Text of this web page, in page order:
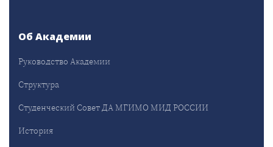
Об Академии
Руководство Академии
Структура
Студенческий Совет ДА МГИМО МИД РОССИИ
История